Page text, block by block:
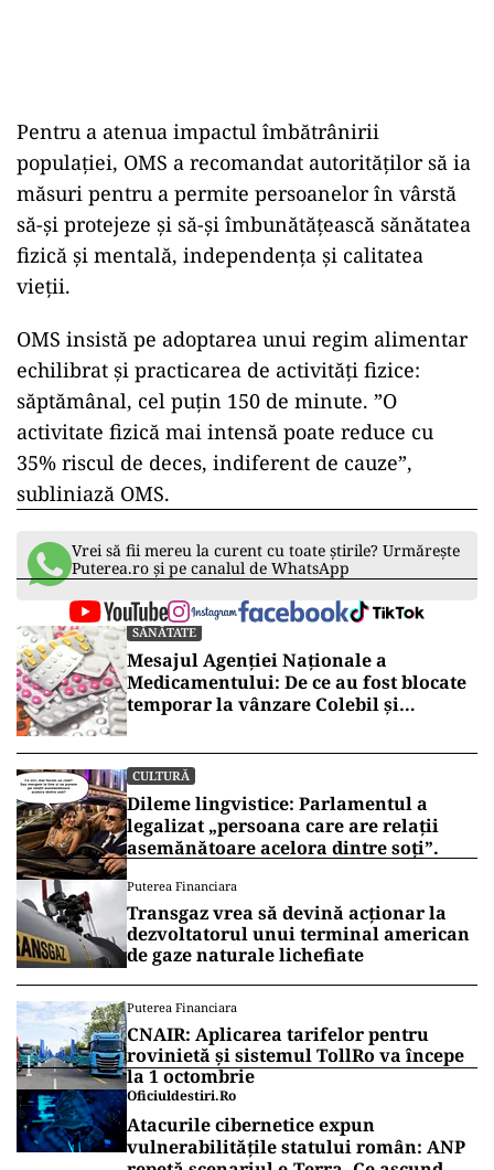
Pentru a atenua impactul îmbătrânirii
populației, OMS a recomandat autorităților să ia
măsuri pentru a permite persoanelor în vârstă
să-și protejeze și să-și îmbunătățească sănătatea
fizică și mentală, independența și calitatea
vieții.
OMS insistă pe adoptarea unui regim alimentar
echilibrat și practicarea de activități fizice:
săptămânal, cel puțin 150 de minute. ”O
activitate fizică mai intensă poate reduce cu
35% riscul de deces, indiferent de cauze”,
subliniază OMS.
Vrei să fii mereu la curent cu toate știrile? Urmărește
Puterea.ro și pe canalul de WhatsApp
SĂNĂTATE
Mesajul Agenției Naționale a
Medicamentului: De ce au fost blocate
temporar la vânzare Colebil și
CULTURĂ
Dileme lingvistice: Parlamentul a
legalizat „persoana care are relații
asemănătoare acelora dintre soți”.
Puterea Financiara
Transgaz vrea să devină acționar la
dezvoltatorul unui terminal american
de gaze naturale lichefiate
Puterea Financiara
CNAIR: Aplicarea tarifelor pentru
rovinietă și sistemul TollRo va începe
la 1 octombrie
Oficiuldestiri.ro
Atacurile cibernetice expun
vulnerabilitățile statului român: ANP